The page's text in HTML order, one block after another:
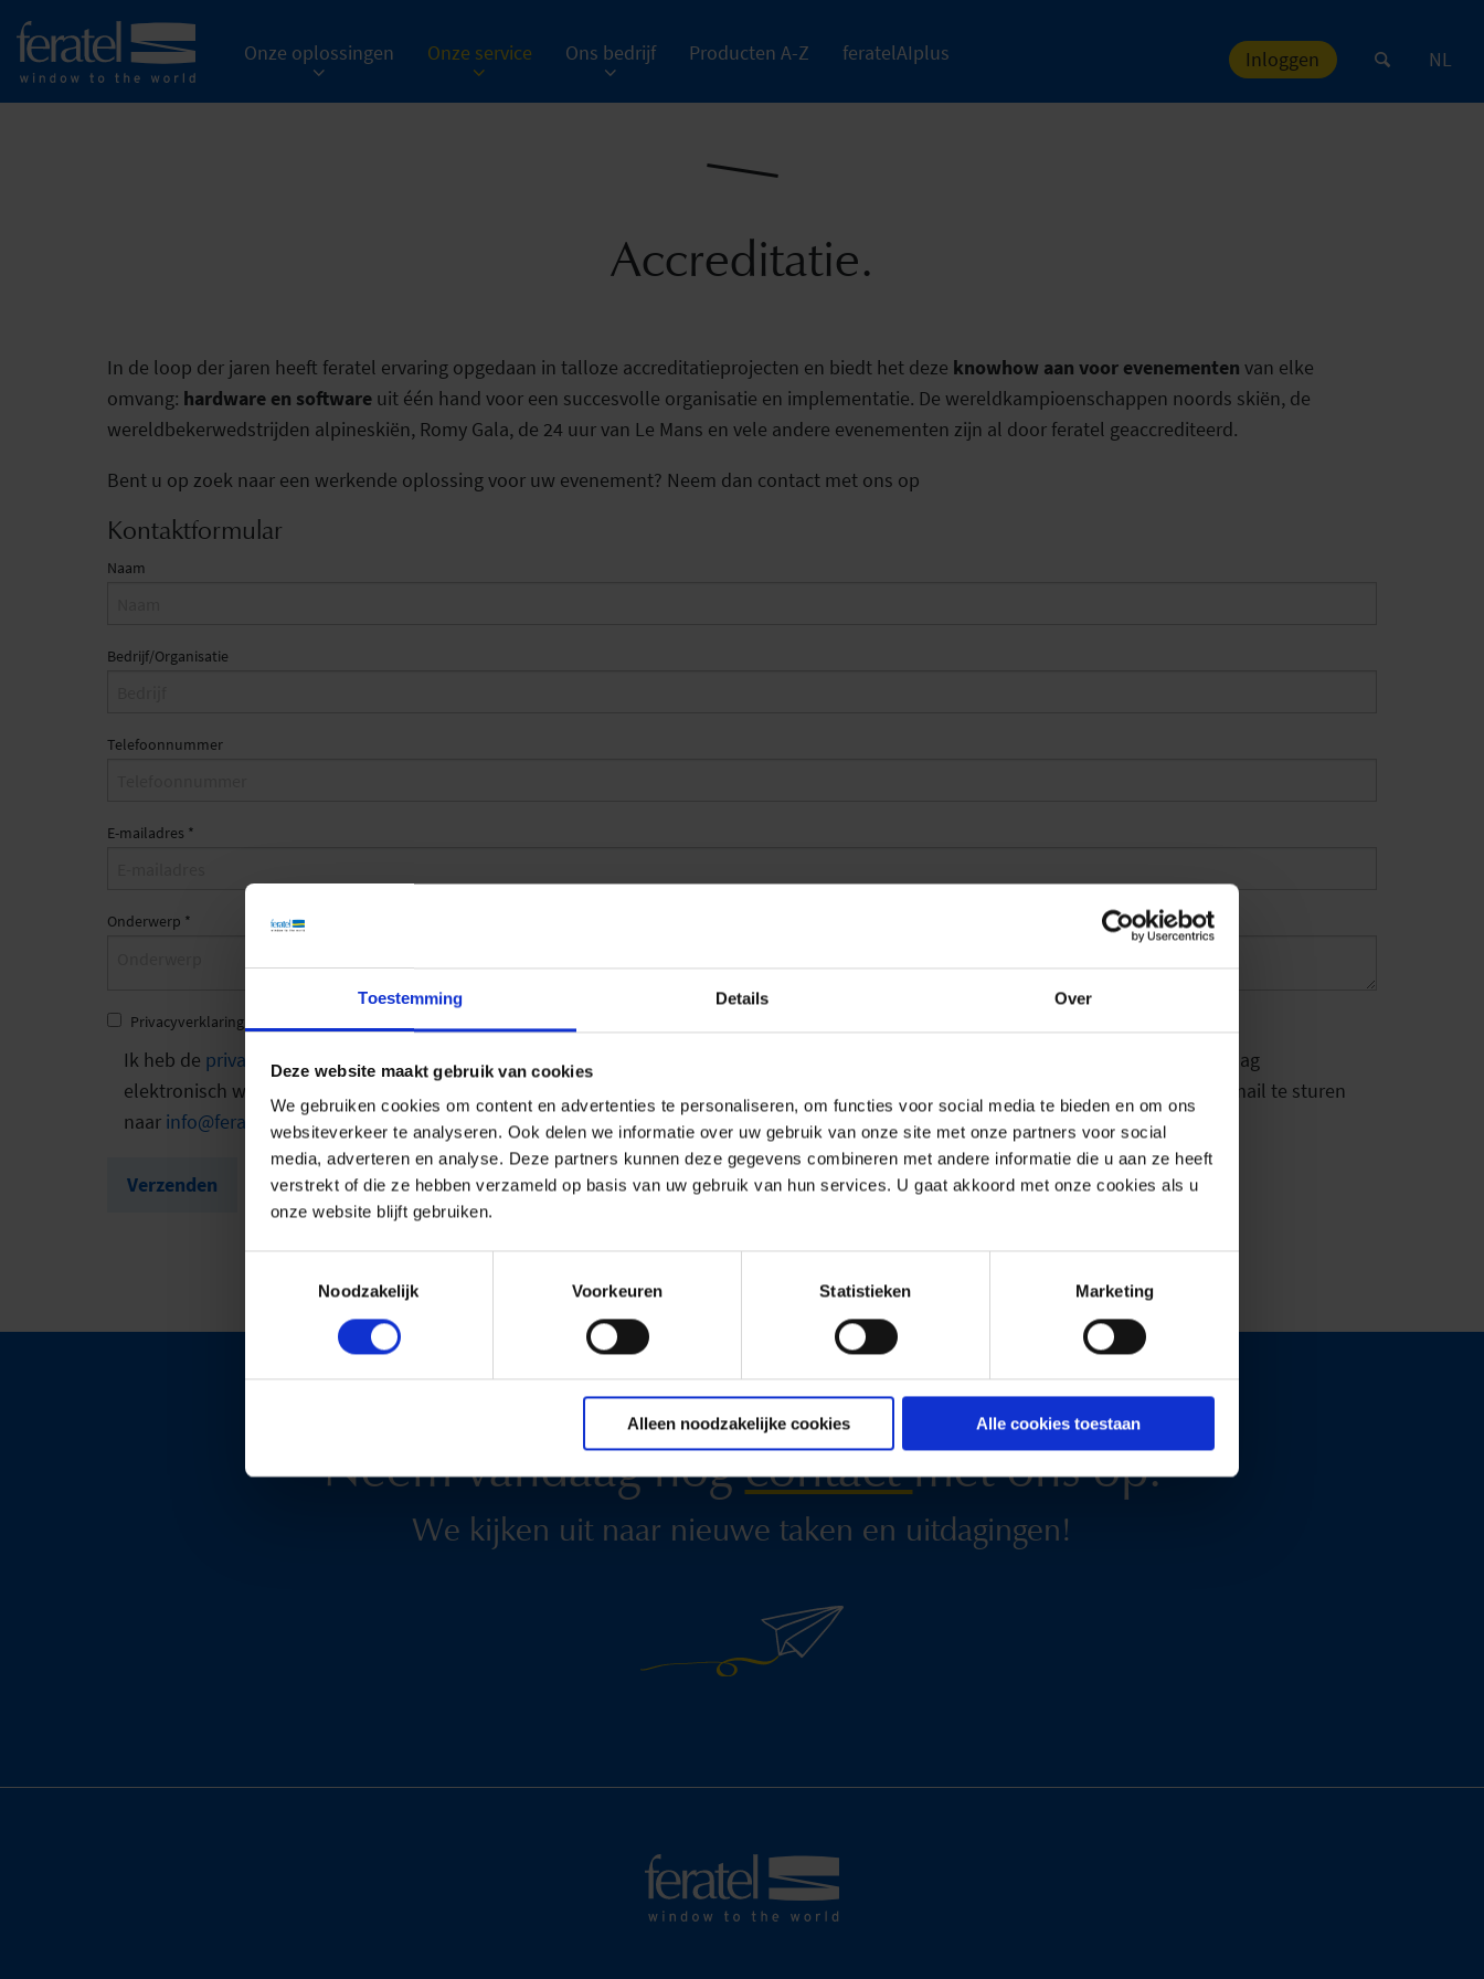
Toestemming Details Over
Deze website maakt gebruik van cookies
We gebruiken cookies om content en advertenties te personaliseren, om functies voor social media te bieden en om ons
websiteverkeer te analyseren. Ook delen we informatie over uw gebruik van onze site met onze partners voor social
media, adverteren en analyse. Deze partners kunnen deze gegevens combineren met andere informatie die u aan ze heeft
verstrekt of die ze hebben verzameld op basis van uw gebruik van hun services. U gaat akkoord met onze cookies als u
onze website blijft gebruiken.
Noodzakelijk
Voorkeuren Statistieken Marketing
Alleen noodzakelijke cookies Alle cookies toestaan
Onze oplossingen Onze service Ons bedrijf Producten A-Z feratelAIplus Inloggen NL
Accreditatie.
In de loop der jaren heeft feratel ervaring opgedaan in talloze accreditatieprojecten en biedt het deze knowhow aan voor evenementen van elke
omvang: hardware en softwareuit één hand voor een succesvolle organisatie en implementatie. De wereldkampioenschappen noords skiën, de
wereldbekerwedstrijden alpineskiën, Romy Gala, de 24 uur van Le Mans en vele andere evenementen zijn al door feratel geaccrediteerd.
Bent u op zoek naar een werkende oplossing voor uw evenement? Neem dan contact met ons op
Kontaktformular
Naam
Bedrijf/Organisatie
Telefoonnummer
E-mailadres *
Onderwerp *
Privacyverklaring
Ik heb de privacyverklaring
gelezen en ga ermee akkoord. Ik ga ermee akkoord dat mijn gegevens voor het beantwoorden van mijn vraag
elektronisch worden verzameld en opgeslagen. Let op: u kunt uw toestemming voor de toekomst te allen tijde intrekken door een e-mail te sturen
naar info@feratel.at
Verzenden
Neem vandaag nogcontactmet ons op.
We kijken uit naar nieuwe taken en uitdagingen!